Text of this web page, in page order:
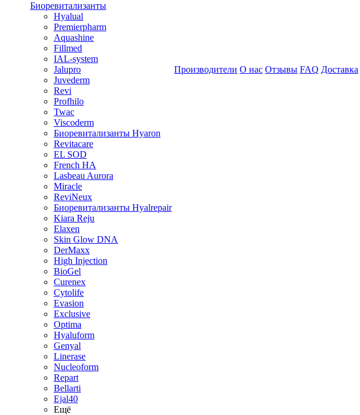
Биоревитализанты
Hyalual
Premierpharm
Aquashine
Fillmed
IAL-system
Jalupro
Juvederm
Revi
Profhilo
Twac
Viscoderm
Биоревитализанты Hyaron
Revitacare
EL SOD
French HA
Lasbeau Aurora
Miracle
ReviNeux
Биоревитализанты Hyalrepair
Kiara Reju
Elaxen
Skin Glow DNA
DerMaxx
High Injection
BioGel
Curenex
Cytolife
Evasion
Exclusive
Optima
Hyaluform
Genyal
Linerase
Nucleoform
Repart
Bellarti
Ejal40
Ещё
Производители О нас Отзывы FAQ Доставка